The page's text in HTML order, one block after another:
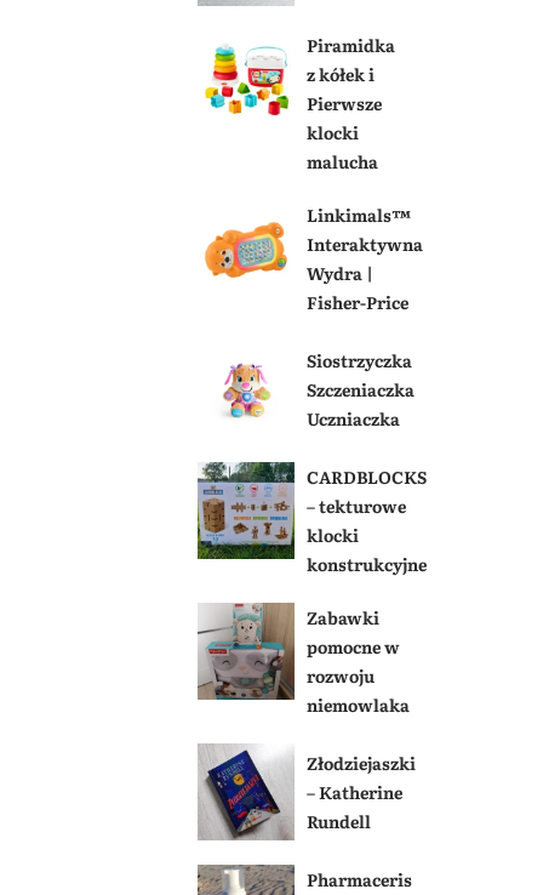
Piramidka
z kółek i
Pierwsze
klocki
malucha
Linkimals™
Interaktywna
Wydra |
Fisher-Price
Siostrzyczka
Szczeniaczka
Uczniaczka
CARDBLOCKS
– tekturowe
klocki
konstrukcyjne
Zabawki
pomocne w
rozwoju
niemowlaka
Złodziejaszki
– Katherine
Rundell
Pharmaceris